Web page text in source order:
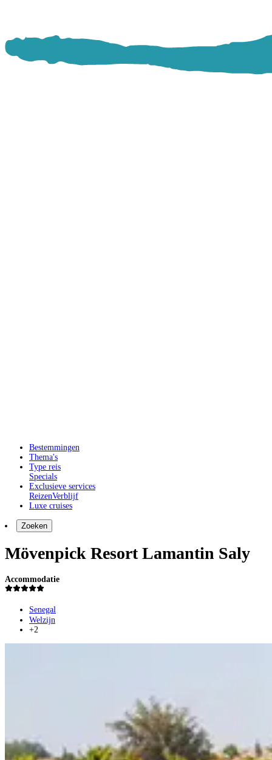
Bestemmingen
Thema's
Type reis
Specials
Exclusieve services
ReizenVerblijf
Luxe cruises
Zoeken
Mövenpick Resort Lamantin Saly
Accommodatie
Senegal
Welzijn
+2